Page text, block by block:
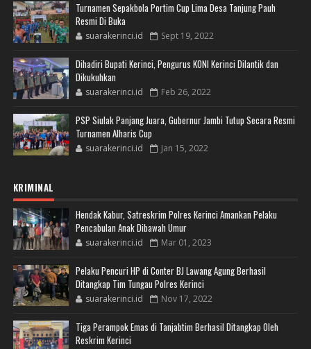
Turnamen Sepakbola Portim Cup Lima Desa Tanjung Pauh
Resmi Di Buka
suarakerinci.id Sept 19, 2022
Dihadiri Bupati Kerinci, Pengurus KONI Kerinci Dilantik dan
Dikukuhkan
suarakerinci.id Feb 26, 2022
PSP Siulak Panjang Juara, Gubernur Jambi Tutup Secara Resmi
Turnamen Alharis Cup
suarakerinci.id Jan 15, 2022
KRIMINAL
Hendak Kabur, Satreskrim Polres Kerinci Amankan Pelaku
Pencabulan Anak Dibawah Umur
suarakerinci.id Mar 01, 2023
Pelaku Pencuri HP di Conter BJ Lawang Agung Berhasil
Ditangkap Tim Tungau Polres Kerinci
suarakerinci.id Nov 17, 2022
Tiga Perampok Emas di Tanjabtim Berhasil Ditangkap Oleh
Reskrim Kerinci